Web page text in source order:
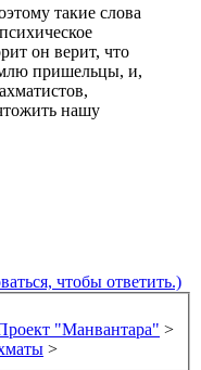
такие слова
он верит, что
пришельцы, и,
нашу
чтобы ответить.)
"Манвантара" >
>